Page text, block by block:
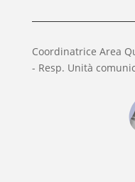
Coordinatrice Area
- Resp. Unità